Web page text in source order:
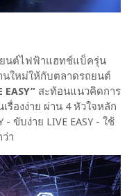
นต์ไฟฟ้าแฮทช์แบ็ครุ่น
นใหม่ให้กับตลาดรถยนต์
EASY”สะท้อนแนวคิดการ
รื่องง่าย ผ่าน 4 หัวใจหลัก
- ขับง่าย LIVE EASY - ใช้
า